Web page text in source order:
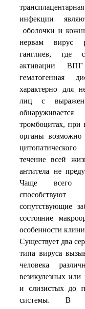
инфекции
оболочки и
нервам вирус
ганглиев, где
активации
гематогенная
характерно для
лиц с
тромбоцитах, при
органы возможно
течение всей
антитела не
Чаще всего
сопутствующие
состояние
особенности
Существует два
типа вируса
человека
везикулезных
и слизистых до
системы. В